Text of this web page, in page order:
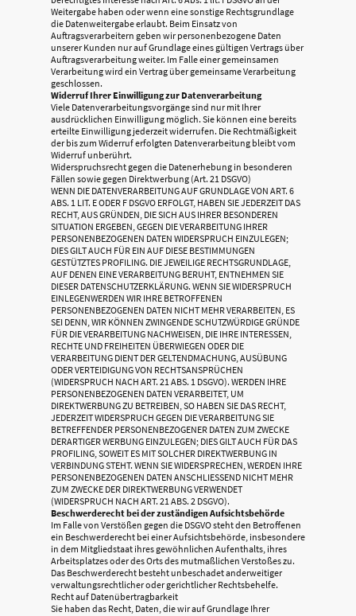
Weitergabe haben oder wenn eine sonstige Rechtsgrundlage
die Datenweitergabe erlaubt. Beim Einsatz von
Auftragsverarbeitern geben wir personenbezogene Daten
unserer Kunden nur auf Grundlage eines gültigen Vertrags über
Auftragsverarbeitung weiter. Im Falle einer gemeinsamen
Verarbeitung wird ein Vertrag über gemeinsame Verarbeitung
geschlossen.
Widerruf Ihrer Einwilligung zur Datenverarbeitung
Viele Datenverarbeitungsvorgänge sind nur mit Ihrer
ausdrücklichen Einwilligung möglich. Sie können eine bereits
erteilte Einwilligung jederzeit widerrufen. Die Rechtmäßigkeit
der bis zum Widerruf erfolgten Datenverarbeitung bleibt vom
Widerruf unberührt.
Widerspruchsrecht gegen die Datenerhebung in besonderen
Fällen sowie gegen Direktwerbung (Art. 21 DSGVO)
WENN DIE DATENVERARBEITUNG AUF GRUNDLAGE VON ART. 6
ABS. 1 LIT. E ODER F DSGVO ERFOLGT, HABEN SIE JEDERZEIT DAS
RECHT, AUS GRÜNDEN, DIE SICH AUS IHRER BESONDEREN
SITUATION ERGEBEN, GEGEN DIE VERARBEITUNG IHRER
PERSONENBEZOGENEN DATEN WIDERSPRUCH EINZULEGEN;
DIES GILT AUCH FÜR EIN AUF DIESE BESTIMMUNGEN
GESTÜTZTES PROFILING. DIE JEWEILIGE RECHTSGRUNDLAGE,
AUF DENEN EINE VERARBEITUNG BERUHT, ENTNEHMEN SIE
DIESER DATENSCHUTZERKLÄRUNG. WENN SIE WIDERSPRUCH
EINLEGENWERDEN WIR IHRE BETROFFENEN
PERSONENBEZOGENEN DATEN NICHT MEHR VERARBEITEN, ES
SEI DENN, WIR KÖNNEN ZWINGENDE SCHUTZWÜRDIGE GRÜNDE
FÜR DIE VERARBEITUNG NACHWEISEN, DIE IHRE INTERESSEN,
RECHTE UND FREIHEITEN ÜBERWIEGEN ODER DIE
VERARBEITUNG DIENT DER GELTENDMACHUNG, AUSÜBUNG
ODER VERTEIDIGUNG VON RECHTSANSPRÜCHEN
(WIDERSPRUCH NACH ART. 21 ABS. 1 DSGVO). WERDEN IHRE
PERSONENBEZOGENEN DATEN VERARBEITET, UM
DIREKTWERBUNG ZU BETREIBEN, SO HABEN SIE DAS RECHT,
JEDERZEIT WIDERSPRUCH GEGEN DIE VERARBEITUNG SIE
BETREFFENDER PERSONENBEZOGENER DATEN ZUM ZWECKE
DERARTIGER WERBUNG EINZULEGEN; DIES GILT AUCH FÜR DAS
PROFILING, SOWEIT ES MIT SOLCHER DIREKTWERBUNG IN
VERBINDUNG STEHT. WENN SIE WIDERSPRECHEN, WERDEN IHRE
PERSONENBEZOGENEN DATEN ANSCHLIESSEND NICHT MEHR
ZUM ZWECKE DER DIREKTWERBUNG VERWENDET
(WIDERSPRUCH NACH ART. 21 ABS. 2 DSGVO).
Beschwerderecht bei der zuständigen Aufsichtsbehörde
Im Falle von Verstößen gegen die DSGVO steht den Betroffenen
ein Beschwerderecht bei einer Aufsichtsbehörde, insbesondere
in dem Mitgliedstaat ihres gewöhnlichen Aufenthalts, ihres
Arbeitsplatzes oder des Orts des mutmaßlichen Verstoßes zu.
Das Beschwerderecht besteht unbeschadet anderweitiger
verwaltungsrechtlicher oder gerichtlicher Rechtsbehelfe.
Recht auf Datenübertragbarkeit
Sie haben das Recht, Daten, die wir auf Grundlage Ihrer